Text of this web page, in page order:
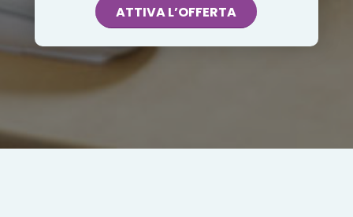
ATTIVA L’OFFERTA